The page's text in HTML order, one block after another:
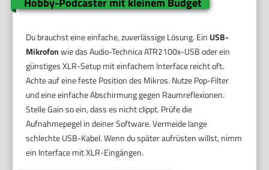
Du brauchst eine einfache, zuverlässige Lösung. Ein USB-
Mikrofonwie das Audio-Technica ATR2100x-USB oder ein
günstiges XLR-Setup mit einfachem Interface reicht oft.
Achte auf eine feste Position des Mikros. Nutze Pop-Filter
und eine einfache Abschirmung gegen Raumreflexionen.
Stelle Gain so ein, dass es nicht clippt. Prüfe die
Aufnahmepegel in deiner Software. Vermeide lange
schlechte USB-Kabel. Wenn du später aufrüsten willst, nimm
ein Interface mit XLR-Eingängen.